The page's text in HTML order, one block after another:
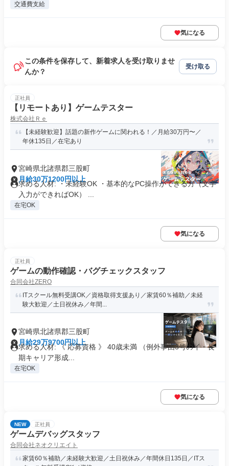
交通費支給
気になる
この条件を保存して、新着求人を受け取りませ
んか？
受け取る
正社員
【リモートあり】ゲームテスター
株式会社Ｒｅ
【未経験歓迎】話題の新作ゲームに関われる！／月給30万円〜／
年休135日／在宅あり
宮崎県北諸県郡三股町
月給30万1200円以上
求める人材: ・未経験OK ・基本的なPC操作ができる方（文字
入力ができればOK） ...
在宅OK
気になる
正社員
ゲームの動作確認・バグチェックスタッフ
合同会社ZERO
ITスクール無料受講OK／資格取得支援あり／家賃60％補助／未経
験大歓迎／土日祝休み／年間...
宮崎県北諸県郡三股町
月給29万9700円以上
求める人材: 《 応募資格 》 40歳未満 （例外事由3号のイ・長
期キャリア形成...
在宅OK
気になる
NEW 正社員
ゲームデバッグスタッフ
合同会社ネオクリエイト
家賃60％補助／未経験大歓迎／土日祝休み／年間休日135日／ITス